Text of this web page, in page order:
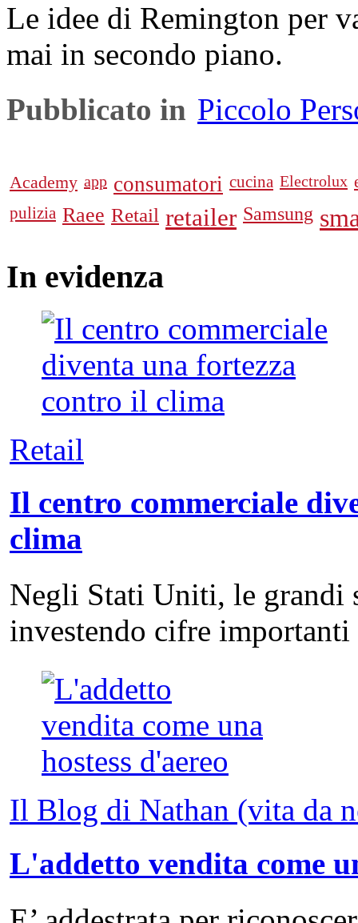
Le idee di Remington per
mai in secondo piano.
Pubblicato in Piccolo
Academy app consumatori cucina Electrolux
pulizia Raee Retail retailer Samsung
In evidenza
Retail
Il centro commerciale
clima
Negli Stati Uniti, le grandi
investendo cifre
Il Blog di Nathan (vita da
L'addetto vendita come